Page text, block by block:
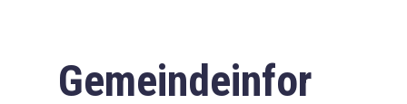
Gemeindeinfor